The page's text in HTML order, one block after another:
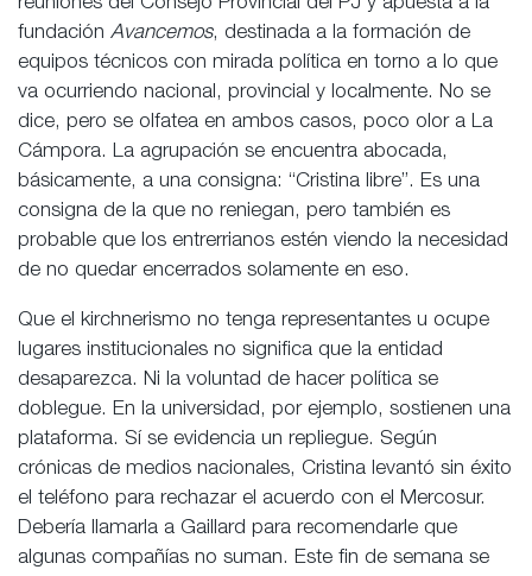
fundación Avancemos, destinada a la formación de
equipos técnicos con mirada política en torno a lo que
va ocurriendo nacional, provincial y localmente. No se
dice, pero se olfatea en ambos casos, poco olor a La
Cámpora. La agrupación se encuentra abocada,
básicamente, a una consigna: “Cristina libre”. Es una
consigna de la que no reniegan, pero también es
probable que los entrerrianos estén viendo la necesidad
de no quedar encerrados solamente en eso.
Que el kirchnerismo no tenga representantes u ocupe
lugares institucionales no significa que la entidad
desaparezca. Ni la voluntad de hacer política se
doblegue. En la universidad, por ejemplo, sostienen una
plataforma. Sí se evidencia un repliegue. Según
crónicas de medios nacionales, Cristina levantó sin éxito
el teléfono para rechazar el acuerdo con el Mercosur.
Debería llamarla a Gaillard para recomendarle que
algunas compañías no suman. Este fin de semana se